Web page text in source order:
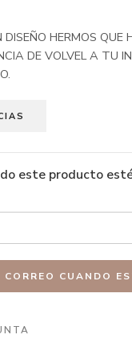
HERMOS QUE
DE VOLVEL A TU
este producto